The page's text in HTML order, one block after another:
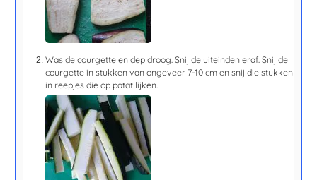
Was de courgette en dep droog. Snij de uiteinden eraf. Snij de
courgette in stukken van ongeveer 7-10 cm en snij die stukken
in reepjes die op patat lijken.